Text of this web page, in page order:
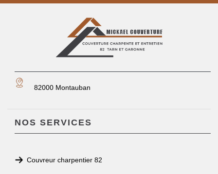
82000 Montauban
NOS SERVICES
Couvreur charpentier 82